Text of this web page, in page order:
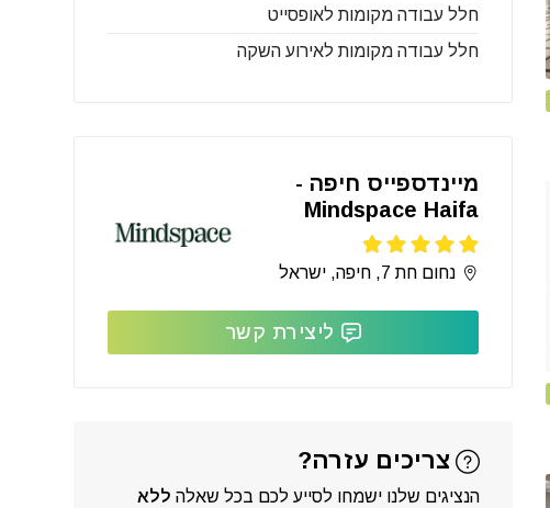
חלל עבודה מקומות לאופסייט
חלל עבודה מקומות לאירוע השקה
מיינדספייס חיפה -
Mindspace Haifa
נחום חת 7, חיפה, ישראל
ליצירת קשר
צריכים עזרה?
הנציגים שלנו ישמחו לסייע לכם בכל שאלה ללא